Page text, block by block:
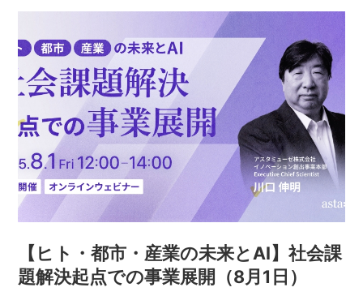
【ヒト・都市・産業の未来とAI】社会課
題解決起点での事業展開（8月1日）